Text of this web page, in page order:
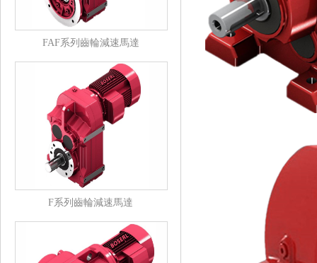
FAF系列齒輪減速馬達
F系列齒輪減速馬達